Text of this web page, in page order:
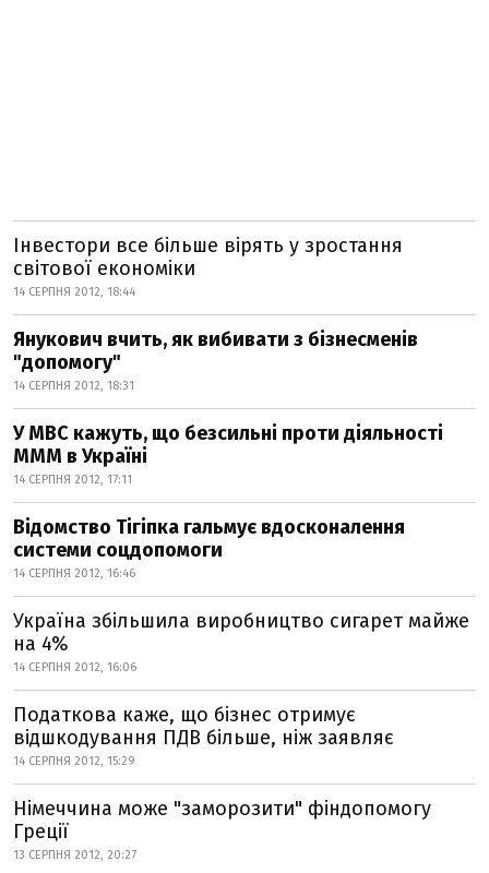
Інвестори все більше вірять у зростання
світової економіки
14 СЕРПНЯ 2012, 18:44
Янукович вчить, як вибивати з бізнесменів
"допомогу"
14 СЕРПНЯ 2012, 18:31
У МВС кажуть, що безсильні проти діяльності
МММ в Україні
14 СЕРПНЯ 2012, 17:11
Відомство Тігіпка гальмує вдосконалення
системи соцдопомоги
14 СЕРПНЯ 2012, 16:46
Україна збільшила виробництво сигарет майже
на 4%
14 СЕРПНЯ 2012, 16:06
Податкова каже, що бізнес отримує
відшкодування ПДВ більше, ніж заявляє
14 СЕРПНЯ 2012, 15:29
Німеччина може "заморозити" фіндопомогу
Греції
13 СЕРПНЯ 2012, 20:27